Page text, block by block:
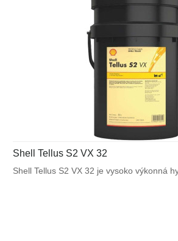
Shell Tellus S2 VX 32
Shell Tellus S2 VX 32 je vysoko výkonná